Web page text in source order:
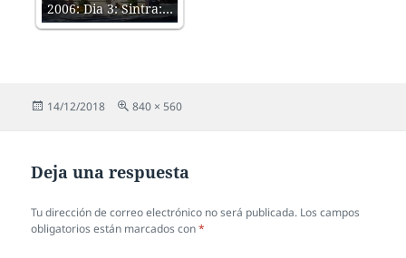
2006: Dia 3: Sintra:…
Publicado
14/12/2018
Tamaño
840 × 560
Deja una respuesta
Tu dirección de correo electrónico no será publicada. Los campos
obligatorios están marcados con*